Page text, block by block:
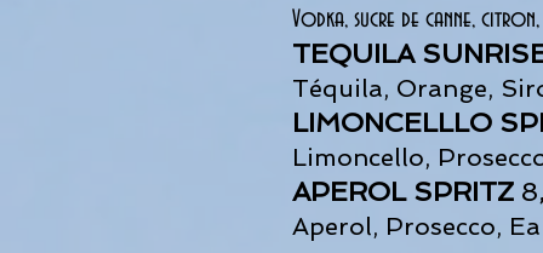
Vodka, sucre de canne,
TEQUILA
Téquila, Orange,
LIMONCELLLO
Limoncello,
APEROL SPRITZ
Aperol, Prosecco,